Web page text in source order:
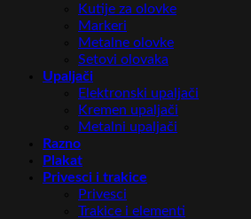
Kutije za olovke
Markeri
Metalne olovke
Setovi olovaka
Upaljači
Elektronski upaljači
Kremen upaljači
Metalni upaljači
Razno
Plakat
Privesci i trakice
Privesci
Trakice i elementi